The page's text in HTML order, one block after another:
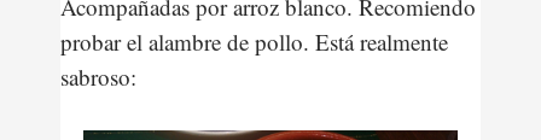
Acompañadas por arroz blanco. Recomiendo
probar el alambre de pollo. Está realmente
sabroso: